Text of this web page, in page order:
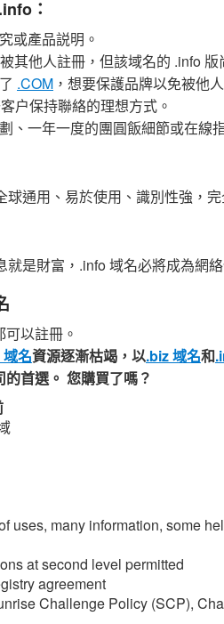
：
或產品説明。
其他人註冊，但該域名的 .info 版
.COM ，想要保護品牌以免被他
户保持聯絡的理想方式。
、一年一度的團圓飯細節或在線
球通用、易於使用、識別性強，
就是財富，.info 域名必將成為網
以註冊。
名資源逐漸枯竭，以.biz 域名和
首選。 您購買了嗎？
uses, many information, some
at second level permitted
agreement
Challenge Policy (SCP),